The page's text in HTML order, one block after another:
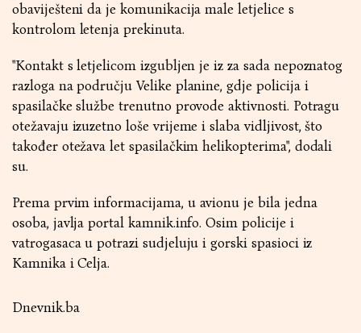
obaviješteni da je komunikacija male letjelice s
kontrolom letenja prekinuta.
"Kontakt s letjelicom izgubljen je iz za sada nepoznatog
razloga na području Velike planine, gdje policija i
spasilačke službe trenutno provode aktivnosti. Potragu
otežavaju izuzetno loše vrijeme i slaba vidljivost, što
također otežava let spasilačkim helikopterima", dodali
su.
Prema prvim informacijama, u avionu je bila jedna
osoba, javlja portal kamnik.info. Osim policije i
vatrogasaca u potrazi sudjeluju i gorski spasioci iz
Kamnika i Celja.
Dnevnik.ba